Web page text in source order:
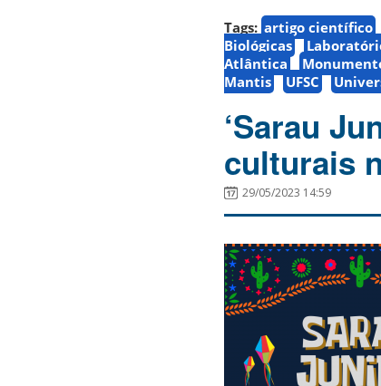
Tags: artigo científico
Biológicas
Atlântica
Mantis
UFSC
‘Sarau
culturais
29/05/2023 14:59